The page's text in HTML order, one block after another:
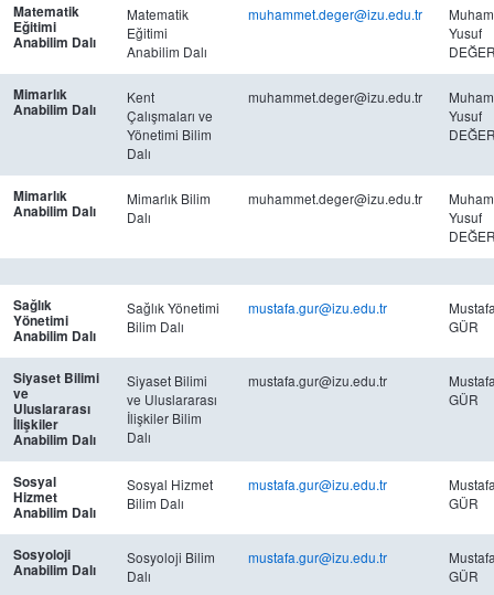
Matematik
Eğitimi
Anabilim Dalı
Matematik
Eğitimi
Anabilim Dalı
muhammet.deger@izu.edu.tr
Yusuf
Mimarlık
Anabilim Dalı
Kent
Çalışmaları ve
Yönetimi Bilim
Dalı
muhammet.deger@izu.edu.tr
Yusuf
Mimarlık
Anabilim Dalı
Mimarlık Bilim
Dalı
muhammet.deger@izu.edu.tr
Yusuf
Sağlık
Yönetimi
Anabilim Dalı
Sağlık Yönetimi
Bilim Dalı
mustafa.gur@izu.edu.tr
GÜR
Siyaset Bilimi
ve
Uluslararası
İlişkiler
Anabilim Dalı
Siyaset Bilimi
ve Uluslararası
İlişkiler Bilim
Dalı
mustafa.gur@izu.edu.tr
GÜR
Sosyal
Hizmet
Anabilim Dalı
Sosyal Hizmet
Bilim Dalı
mustafa.gur@izu.edu.tr
GÜR
Sosyoloji
Anabilim Dalı
Sosyoloji Bilim
Dalı
mustafa.gur@izu.edu.tr
GÜR